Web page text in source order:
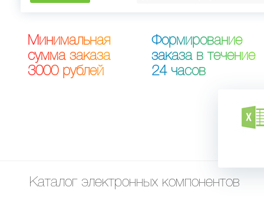
Минимальная
сумма заказа
3000 рублей
Формирование
заказа в течение
24 часов
Каталог электронных компонентов